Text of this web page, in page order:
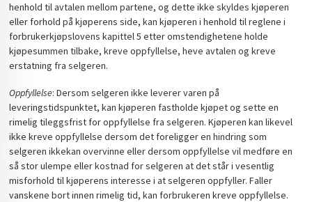
henhold til avtalen mellom partene, og dette ikke skyldes kjøperen
eller forhold på kjøperens side, kan kjøperen i henhold til reglene i
forbrukerkjøpslovens kapittel 5 etter omstendighetene holde
kjøpesummen tilbake, kreve oppfyllelse, heve avtalen og kreve
erstatning fra selgeren.
Oppfyllelse: Dersom selgeren ikke leverer varen på
leveringstidspunktet, kan kjøperen fastholde kjøpet og sette en
rimelig tileggsfrist for oppfyllelse fra selgeren. Kjøperen kan likevel
ikke kreve oppfyllelse dersom det foreligger en hindring som
selgeren ikkekan overvinne eller dersom oppfyllelse vil medføre en
så stor ulempe eller kostnad for selgeren at det står i vesentlig
misforhold til kjøperens interesse i at selgeren oppfyller. Faller
vanskene bort innen rimelig tid, kan forbrukeren kreve oppfyllelse.